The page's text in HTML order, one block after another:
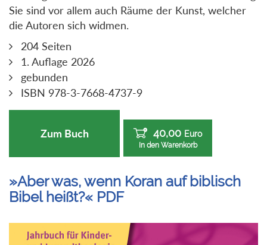
Sie sind vor allem auch Räume der Kunst, welcher
die Autoren sich widmen.
204 Seiten
1. Auflage 2026
gebunden
ISBN 978-3-7668-4737-9
Zum Buch 40,00 Euro
In den Warenkorb
»Aber was, wenn Koran auf biblisch
Bibel heißt?« PDF